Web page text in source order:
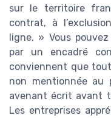
sur le territoire
contrat, à
ligne. » Vous
par un encadré
conviennent que
non mentionnée au
avenant écrit avant
Les entreprises